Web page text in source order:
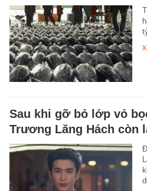
Sau khi gỡ bỏ lớp vỏ
Trương Lăng Hách còn